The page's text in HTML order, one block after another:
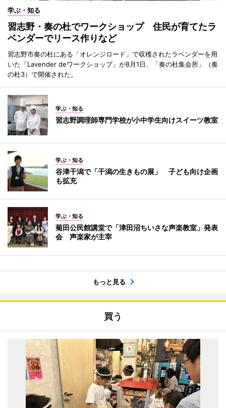
学ぶ・知る
習志野・奏の杜でワークショップ 住民が育てたラ
ベンダーでリース作りなど
習志野市奏の杜にある「オレンジロード」で収穫されたラベンダーを用
いた「Lavender deワークショップ」が8月1日、「奏の杜集会所」（奏
の杜3）で開催された。
学ぶ・知る
習志野調理師専門学校が小中学生向けスイーツ教室
学ぶ・知る
谷津干潟で「干潟の生きもの展」 子ども向け企画
も拡充
学ぶ・知る
菊田公民館講堂で「津田沼ちいさな声楽教室」発表
会 声楽家が主宰
もっと見る
買う